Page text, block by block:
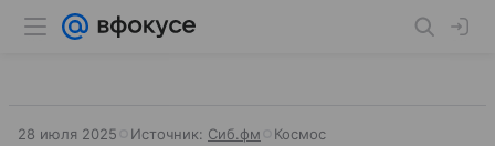
28 июля 2025 Источник: Сиб.фм Космос